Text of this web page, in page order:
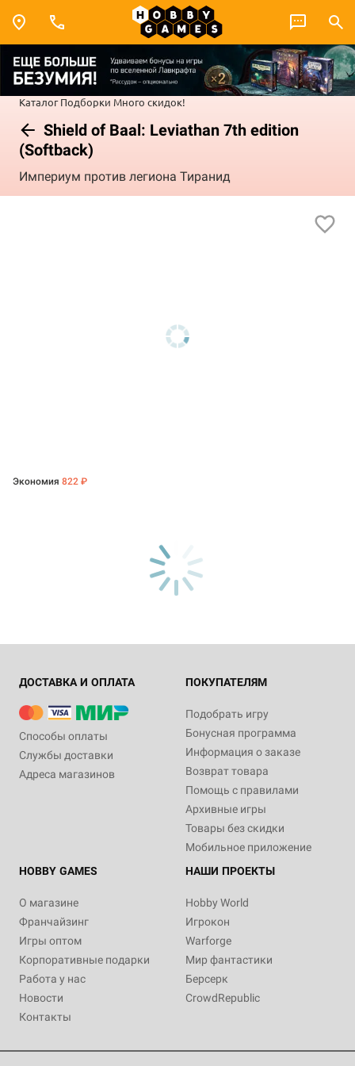
Каталог Подборки Много скидок!
Shield of Baal: Leviathan 7th edition
(Softback)
Империум против легиона Тиранид
Экономия 822 ₽
ДОСТАВКА И ОПЛАТА
Способы оплаты
Службы доставки
Адреса магазинов
ПОКУПАТЕЛЯМ
Подобрать игру
Бонусная программа
Информация о заказе
Возврат товара
Помощь с правилами
Архивные игры
Товары без скидки
Мобильное приложение
HOBBY GAMES
О магазине
Франчайзинг
Игры оптом
Корпоративные подарки
Работа у нас
Новости
Контакты
НАШИ ПРОЕКТЫ
Hobby World
Игрокон
Warforge
Мир фантастики
Берсерк
CrowdRepublic